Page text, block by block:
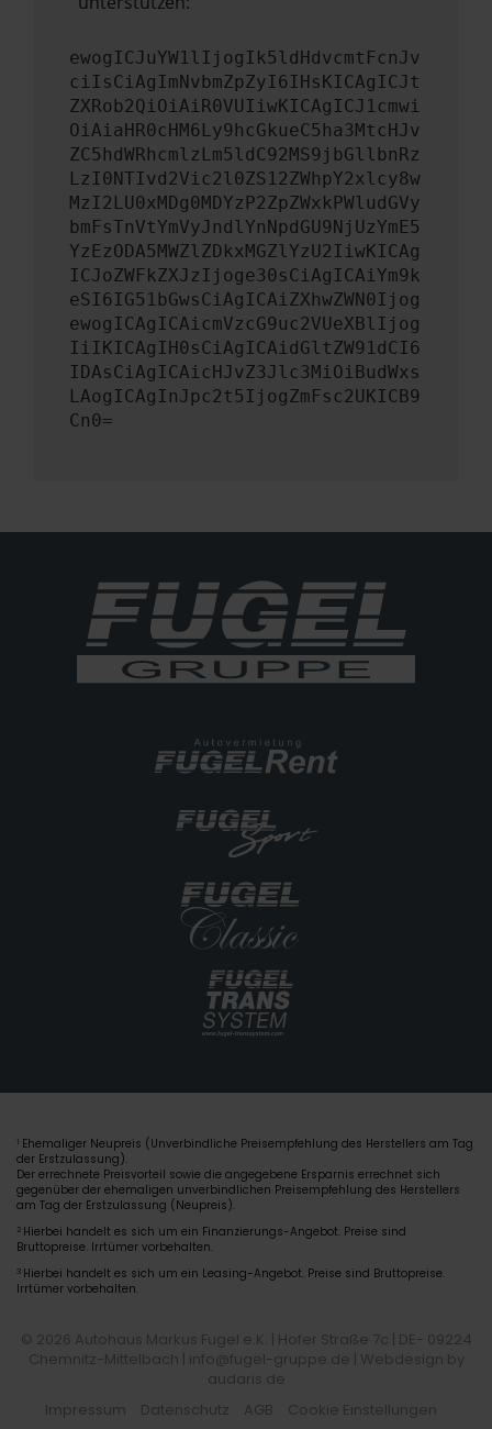
ewogICJuYW1lIjogIk5ldHdvcmtFcnJv
ciIsCiAgImNvbmZpZyI6IHsKICAgICJt
ZXRob2QiOiAiR0VUIiwKICAgICJ1cmwi
OiAiaHR0cHM6Ly9hcGkueC5ha3MtcHJv
ZC5hdWRhcmlzLm5ldC92MS9jbGllbnRz
LzI0NTIvd2Vic2l0ZS12ZWhpY2xlcy8w
MzI2LU0xMDg0MDYzP2ZpZWxkPWludGVy
bmFsTnVtYmVyJndlYnNpdGU9NjUzYmE5
YzEzODA5MWZlZDkxMGZlYzU2IiwKICAg
ICJoZWFkZXJzIjoge30sCiAgICAiYm9k
eSI6IG51bGwsCiAgICAiZXhwZWN0Ijog
ewogICAgICAicmVzcG9uc2VUeXBlIjog
IiIKICAgIH0sCiAgICAidGltZW91dCI6
IDAsCiAgICAicHJvZ3Jlc3MiOiBudWxs
LAogICAgInJpc2t5IjogZmFsc2UKICB9
Cn0=
1 Ehemaliger Neupreis (Unverbindliche Preisempfehlung des Herstellers am Tag
der Erstzulassung).
Der errechnete Preisvorteil sowie die angegebene Ersparnis errechnet sich
gegenüber der ehemaligen unverbindlichen Preisempfehlung des Herstellers
am Tag der Erstzulassung (Neupreis).
2 Hierbei handelt es sich um ein Finanzierungs-Angebot. Preise sind
Bruttopreise. Irrtümer vorbehalten.
3 Hierbei handelt es sich um ein Leasing-Angebot. Preise sind Bruttopreise.
Irrtümer vorbehalten.
© 2026 Autohaus Markus Fugel e.K. | Hofer Straße 7c | DE- 09224
Chemnitz-Mittelbach | info@fugel-gruppe.de | Webdesign by
audaris.de
Impressum
Datenschutz AGB Cookie Einstellungen